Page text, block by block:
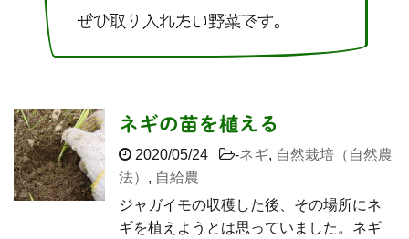
ぜひ取り入れたい野菜です。
ネギの苗を植える
2020/05/24 -ネギ, 自然栽培（自然農
法） , 自給農
ジャガイモの収穫した後、その場所にネ
ギを植えようとは思っていました。ネギ